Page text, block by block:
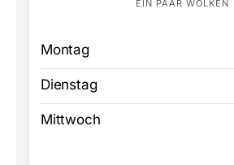
EIN PAAR WOLKEN
Montag
Dienstag
Mittwoch